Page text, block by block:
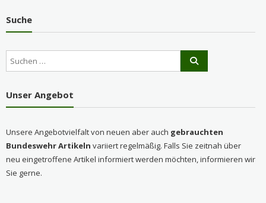
Suche
Unser Angebot
Unsere Angebotvielfalt von neuen aber auch gebrauchten
Bundeswehr Artikeln variiert regelmäßig. Falls Sie zeitnah über
neu eingetroffene Artikel informiert werden möchten, informieren wir
Sie gerne.